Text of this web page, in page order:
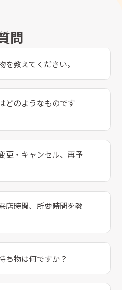
問
教えてください。
どのようなものです
更・キャンセル、再予
店時間、所要時間を教
ち物は何ですか？